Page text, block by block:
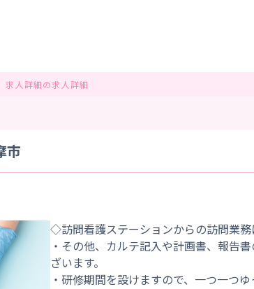
求人詳細の求人詳細
市
◇訪問看護ステーションからの訪問業務
・その他、カルテ記入や計画書、報告
ざいます。
・研修期間を設けますので、一つ一つ